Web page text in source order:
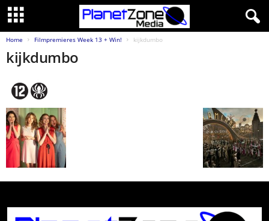
Home Filmpremieres Week 13 + Win! kijkdumbo
kijkdumbo